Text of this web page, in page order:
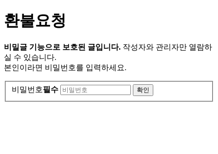
환불요청
비밀글 기능으로 보호된 글입니다. 작성자와 관리자만 열람하
실 수 있습니다.
본인이라면 비밀번호를 입력하세요.
비밀번호필수